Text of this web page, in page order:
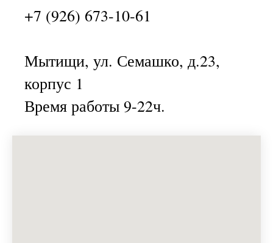
+7 (926) 673-10-61
Мытищи, ул. Семашко, д.23,
корпус 1
Время работы 9-22ч.